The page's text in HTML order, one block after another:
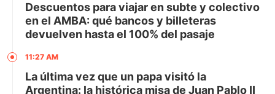
Descuentos para viajar en subte y colectivo
en el AMBA: qué bancos y billeteras
devuelven hasta el 100% del pasaje
11:27 AM
La última vez que un papa visitó la
Argentina: la histórica misa de Juan Pablo II